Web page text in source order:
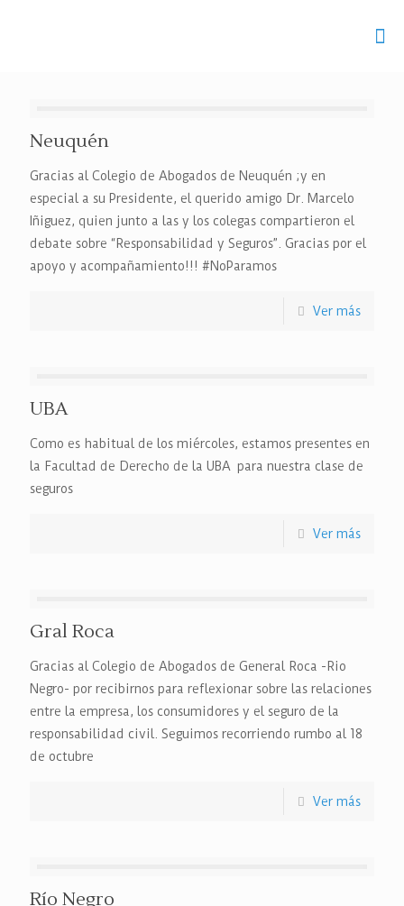
Neuquén
Gracias al Colegio de Abogados de Neuquén ;y en
especial a su Presidente, el querido amigo Dr. Marcelo
Iñiguez, quien junto a las y los colegas compartieron el
debate sobre “Responsabilidad y Seguros”. Gracias por el
apoyo y acompañamiento!!! #NoParamos
Ver más
UBA
Como es habitual de los miércoles, estamos presentes en
la Facultad de Derecho de la UBA para nuestra clase de
seguros
Ver más
Gral Roca
Gracias al Colegio de Abogados de General Roca -Rio
Negro- por recibirnos para reflexionar sobre las relaciones
entre la empresa, los consumidores y el seguro de la
responsabilidad civil. Seguimos recorriendo rumbo al 18
de octubre
Ver más
Río Negro